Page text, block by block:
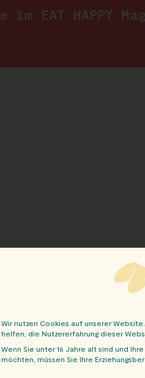
EAT HAPPY
Wir nutzen Cookies auf unserer
helfen, die Nutzererfahrung dieser
Wenn Sie unter 16 Jahre alt sind und
möchten, müssen Sie Ihre